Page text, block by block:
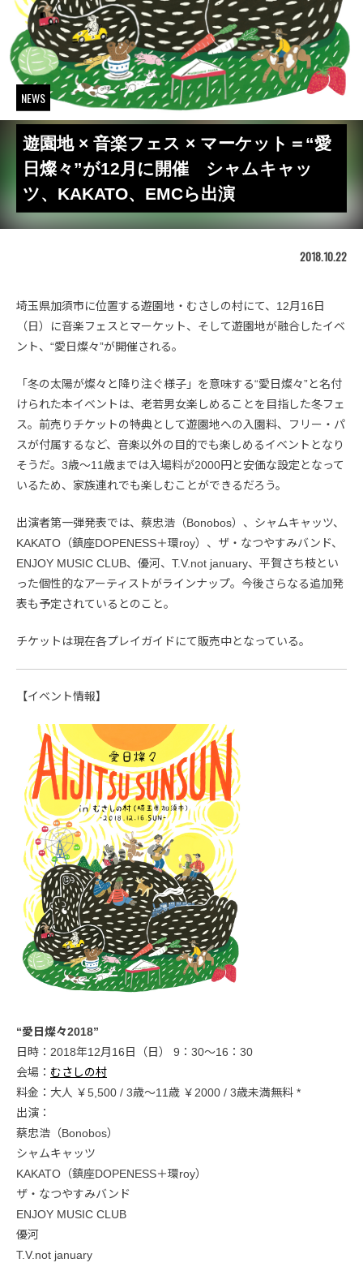
NEWS
遊園地 × 音楽フェス × マーケット＝“愛
日燦々”が12月に開催 シャムキャッ
ツ、KAKATO、EMCら出演
2018.10.22
埼玉県加須市に位置する遊園地・むさしの村にて、12月16日
（日）に音楽フェスとマーケット、そして遊園地が融合したイベ
ント、“愛日燦々”が開催される。
「冬の太陽が燦々と降り注ぐ様子」を意味する“愛日燦々”と名付
けられた本イベントは、老若男女楽しめることを目指した冬フェ
ス。前売りチケットの特典として遊園地への入園料、フリー・パ
スが付属するなど、音楽以外の目的でも楽しめるイベントとなり
そうだ。3歳～11歳までは入場料が2000円と安価な設定となって
いるため、家族連れでも楽しむことができるだろう。
出演者第一弾発表では、蔡忠浩（Bonobos）、シャムキャッツ、
KAKATO（鎮座DOPENESS＋環roy）、ザ・なつやすみバンド、
ENJOY MUSIC CLUB、優河、T.V.not january、平賀さち枝とい
った個性的なアーティストがラインナップ。今後さらなる追加発
表も予定されているとのこと。
チケットは現在各プレイガイドにて販売中となっている。
【イベント情報】
“愛日燦々2018”
日時：2018年12月16日（日） 9：30～16：30
会場： むさしの村
料金：大人 ￥5,500 / 3歳～11歳 ￥2000 / 3歳未満無料 *
出演：
蔡忠浩（Bonobos）
シャムキャッツ
KAKATO（鎮座DOPENESS＋環roy）
ザ・なつやすみバンド
ENJOY MUSIC CLUB
優河
T.V.not january